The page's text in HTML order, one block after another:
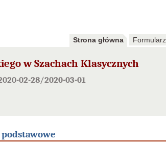
Strona główna
w Szachach Klasycznych
02-28/2020-03-01